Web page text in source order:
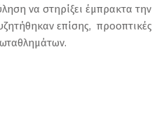
να στηρίξει έμπρακτα
επίσης,